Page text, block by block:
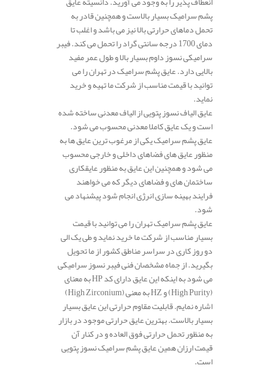
پشم سرامیک بسیار بالاست و همچنین قادر به
تحمل دماهای حرارتی بالا نیز می باشد و اغلب تا
دمای 1700 درجه سانتی گراد را تحمل می کند. فیبر
سرامیکی نسوز داوم بسیار بالا و طول عمر مفید
بالایی دارد. عایق پشم سرامیک در تهران را می
توانید با قیمت مناسب از شرکت ما تهیه و خرید
نماید.
عایق الیاف نسوز پتویی از الیاف معدنی ساخته شده
است و یک عایق کاملا معدنی محسوب می شود.
عایق پشم سرامیک یکی از مرغوب ترین عایق ها به
منظور عایق های فضاهای داخلی و خارجی محسوب
می شود و همچنین این عایق به منظور عایقکاری
ساختمان های و فضاهای دیگر که می خواهند
فرایند بهینه سازی انرژی انجام شود پیشنهاد می
شود.
عایق پشم سرامیک تهران را می توانید با قیمت
بسیار مناسب از شرکت ما خرید نماید و طی یک الی
دو روز کاری در سراسر مناطق کشور از ما تحویل
بگیرید. از جماه مشخصان فنی فیبر نسوز سرامیکی
می شود به اینکه این عایق دارای کد HP به معنای
(High Purity) و HZ به معنی (High Zirconium)
اشاره نمایم. قابلیت مقاوم حرارتی این عایق بسیار
بسیار بالاست. بهترین عایق حرارتی موجود در بازار
به منظور تحمل حرارتی فوق العاده و در کنار آن
قیمت ارزان همین عایق پشم سرامیک نسوز پتویی
است.